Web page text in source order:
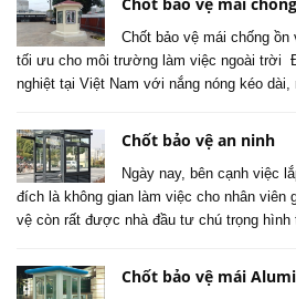
Chốt bảo vệ mái chống ồn
tối ưu cho môi trường làm việc ngoài trời
nghiệt tại Việt Nam với nắng nóng kéo
Chốt bảo vệ an ninh
Ngày nay, bên cạnh việc
đích là không gian làm việc cho nhân viên
vệ còn rất được nhà đầu tư chú trọng hình
Chốt bảo vệ mái